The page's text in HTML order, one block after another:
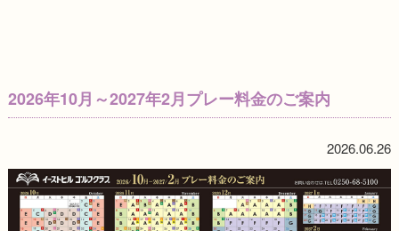
2026年10月～2027年2月プレー料金のご案内
2026.06.26